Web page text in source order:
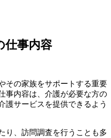
仕事内容
その家族をサポートする重要
事内容は、介護が必要な方の
護サービスを提供できるよう
り、訪問調査を行うことも多